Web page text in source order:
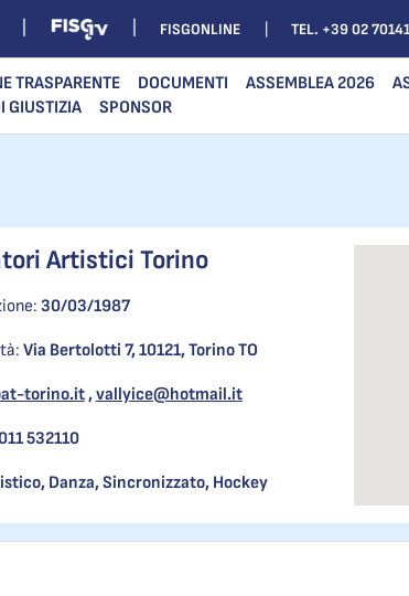
FISGONLINE TEL. +39 02
TRASPARENTE DOCUMENTI ASSEMBLEA 2026
GIUSTIZIA SPONSOR
Artistici Torino
30/03/1987
Via Bertolotti 7, 10121, Torino TO
torino.it,vallyice@hotmail.it
532110
Danza, Sincronizzato, Hockey